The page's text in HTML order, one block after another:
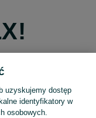
Apple
uzyskujemy dostęp
identyfikatory w
osobowych.